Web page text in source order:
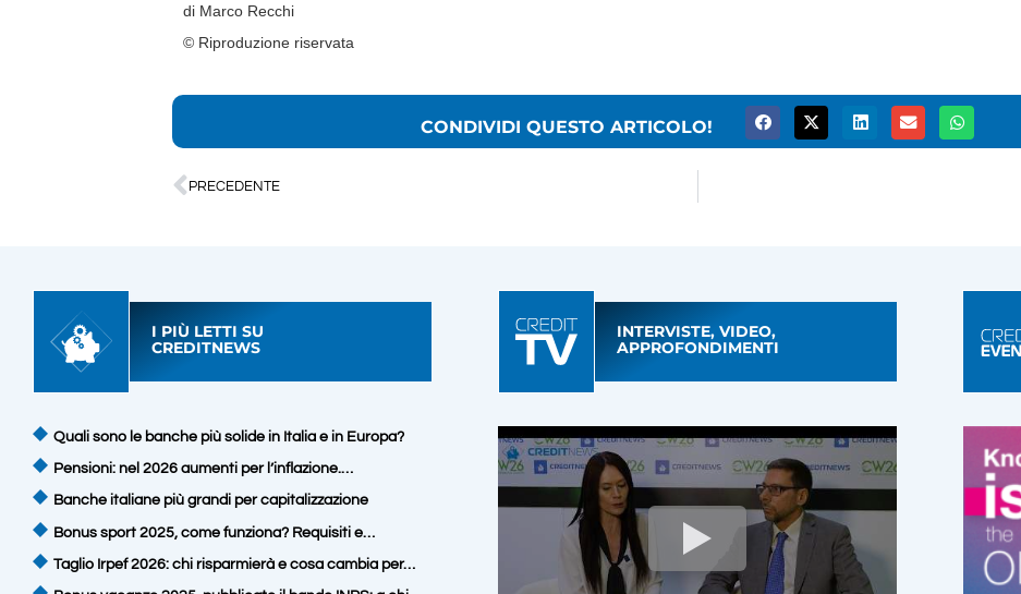
di Marco Recchi
© Riproduzione riservata
CONDIVIDI QUESTO ARTICOLO!
PRECEDENTE
I PIÙ LETTI SU
CREDITNEWS
Quali sono le banche più solide in Italia e in Europa?
Pensioni: nel 2026 aumenti per l’inflazione.…
Banche italiane più grandi per capitalizzazione
Bonus sport 2025, come funziona? Requisiti e…
Taglio Irpef 2026: chi risparmierà e cosa cambia per…
INTERVISTE, VIDEO,
APPROFONDIMENTI